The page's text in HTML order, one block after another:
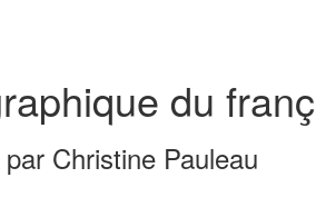
du
par Christine Pauleau